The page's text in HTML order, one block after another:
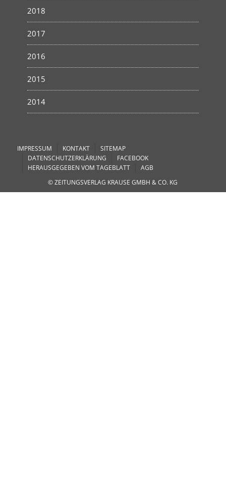
2018
2017
2016
2015
2014
IMPRESSUM KONTAKT
SITEMAP
DATENSCHUTZERKLÄRUNG
FACEBOOK
HERAUSGEGEBEN VOM TAGEBLATT
AGB
© ZEITUNGSVERLAG KRAUSE GMBH & CO. KG